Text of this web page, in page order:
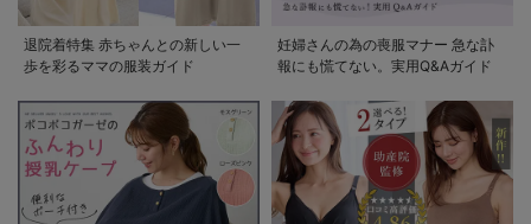
退院着特集 赤ちゃんとの新しい一
歩を彩るママの服装ガイド
妊婦さんの為の喪服マナー 急な訃
報にも慌てない。実用Q&Aガイド